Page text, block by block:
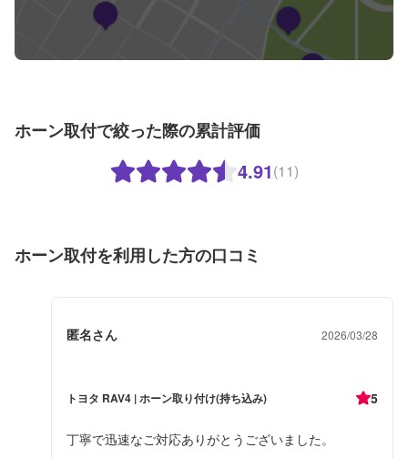
ホーン取付で絞った際の累計評価
4.91(11)
ホーン取付を利用した方の口コミ
匿名さん 2026/03/28
トヨタ RAV4 | ホーン取り付け(持ち込み) 5
丁寧で迅速なご対応ありがとうございました。